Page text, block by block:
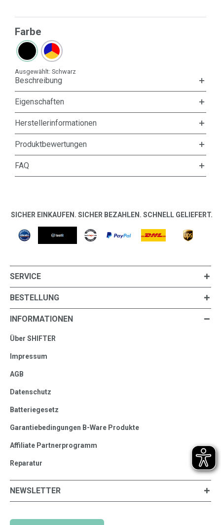
Farbe
Ausgewählt: Schwarz
Beschreibung
Eigenschaften
Herstellerinformationen
Produktbewertungen
FAQ
SICHER EINKAUFEN. SICHER BEZAHLEN. SCHNELL GELIEFERT.
SERVICE
BESTELLUNG
INFORMATIONEN
Über SHIFTER
Impressum
AGB
Datenschutz
Batteriegesetz
Garantiebedingungen B-Ware Produkte
Affiliate Partnerprogramm
Reparatur
NEWSLETTER